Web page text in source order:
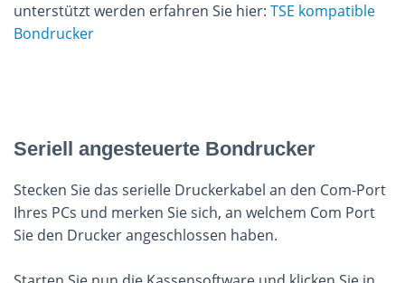
unterstützt werden erfahren Sie hier: TSE kompatible
Bondrucker
Seriell angesteuerte Bondrucker
Stecken Sie das serielle Druckerkabel an den Com-Port
Ihres PCs und merken Sie sich, an welchem Com Port
Sie den Drucker angeschlossen haben.